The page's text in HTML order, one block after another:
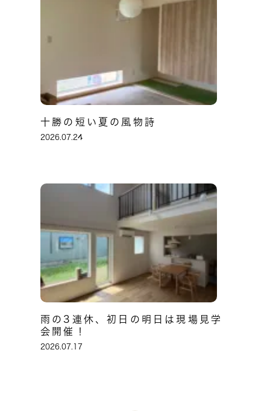
十勝の短い夏の風物詩
2026.07.24
雨の3連休、初日の明日は現場見学
会開催！
2026.07.17